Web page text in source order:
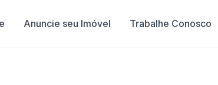
Anuncie seu Imóvel Trabalhe Conosco